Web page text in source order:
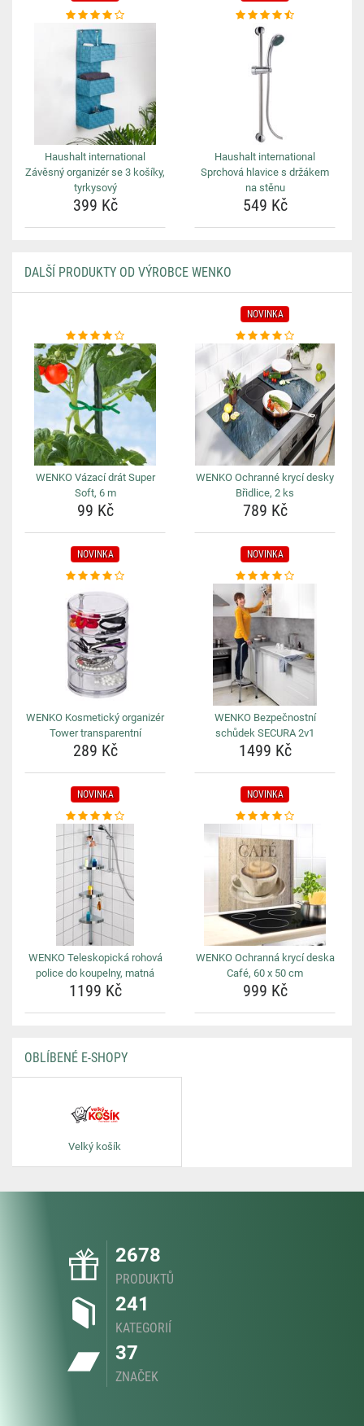
Haushalt international
Závěsný organizér se 3 košíky,
tyrkysový
399 Kč
Haushalt international
Sprchová hlavice s držákem
na stěnu
549 Kč
DALŠÍ PRODUKTY OD VÝROBCE WENKO
WENKO Vázací drát Super
Soft, 6 m
99 Kč
NOVINKA
WENKO Ochranné krycí desky
Břidlice, 2 ks
789 Kč
NOVINKA
WENKO Kosmetický organizér
Tower transparentní
289 Kč
NOVINKA
WENKO Bezpečnostní
schůdek SECURA 2v1
1499 Kč
NOVINKA
WENKO Teleskopická rohová
police do koupelny, matná
1199 Kč
NOVINKA
WENKO Ochranná krycí deska
Café, 60 x 50 cm
999 Kč
OBLÍBENÉ E-SHOPY
Velký košík
2678
PRODUKTŮ
241
KATEGORIÍ
37
ZNAČEK